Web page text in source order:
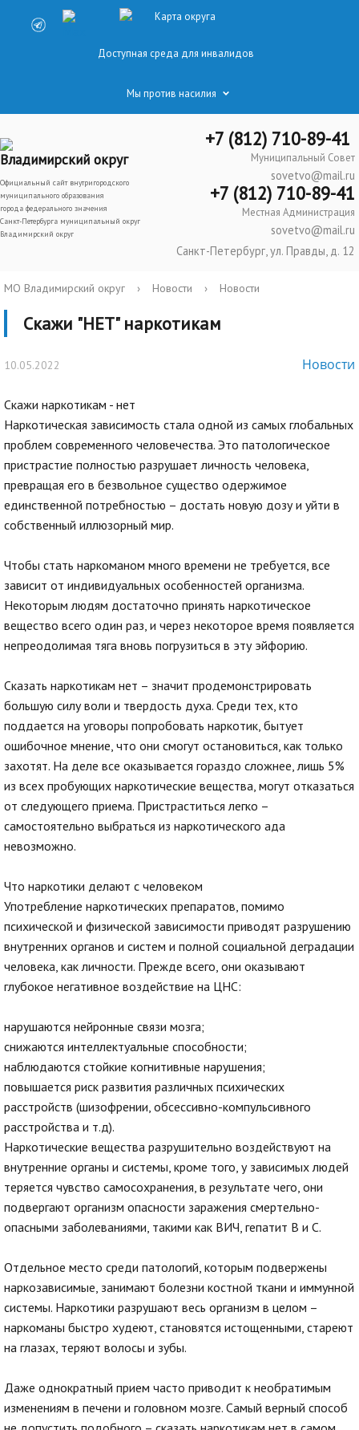
Карта округа
Доступная среда для инвалидов
Мы против насилия
Владимирский округ
Официальный сайт внутригородского
муниципального образования
города федерального значения
Санкт-Петербурга муниципальный округ
Владимирский округ
+7 (812) 710-89-41
Муниципальный Совет
sovetvo@mail.ru
+7 (812) 710-89-41
Местная Администрация
sovetvo@mail.ru
Санкт-Петербург, ул. Правды, д. 12
МО Владимирский округ › Новости › Новости
Скажи "НЕТ" наркотикам
10.05.2022 Новости
Скажи наркотикам - нет
Наркотическая зависимость стала одной из самых глобальных
проблем современного человечества. Это патологическое
пристрастие полностью разрушает личность человека,
превращая его в безвольное существо одержимое
единственной потребностью – достать новую дозу и уйти в
собственный иллюзорный мир.
Чтобы стать наркоманом много времени не требуется, все
зависит от индивидуальных особенностей организма.
Некоторым людям достаточно принять наркотическое
вещество всего один раз, и через некоторое время появляется
непреодолимая тяга вновь погрузиться в эту эйфорию.
Сказать наркотикам нет – значит продемонстрировать
большую силу воли и твердость духа. Среди тех, кто
поддается на уговоры попробовать наркотик, бытует
ошибочное мнение, что они смогут остановиться, как только
захотят. На деле все оказывается гораздо сложнее, лишь 5%
из всех пробующих наркотические вещества, могут отказаться
от следующего приема. Пристраститься легко –
самостоятельно выбраться из наркотического ада
невозможно.
Что наркотики делают с человеком
Употребление наркотических препаратов, помимо
психической и физической зависимости приводят разрушению
внутренних органов и систем и полной социальной деградации
человека, как личности. Прежде всего, они оказывают
глубокое негативное воздействие на ЦНС:
нарушаются нейронные связи мозга;
снижаются интеллектуальные способности;
наблюдаются стойкие когнитивные нарушения;
повышается риск развития различных психических
расстройств (шизофрении, обсессивно-компульсивного
расстройства и т.д).
Наркотические вещества разрушительно воздействуют на
внутренние органы и системы, кроме того, у зависимых людей
теряется чувство самосохранения, в результате чего, они
подвергают организм опасности заражения смертельно-
опасными заболеваниями, такими как ВИЧ, гепатит В и С.
Отдельное место среди патологий, которым подвержены
наркозависимые, занимают болезни костной ткани и иммунной
системы. Наркотики разрушают весь организм в целом –
наркоманы быстро худеют, становятся истощенными, стареют
на глазах, теряют волосы и зубы.
Даже однократный прием часто приводит к необратимым
изменениям в печени и головном мозге. Самый верный способ